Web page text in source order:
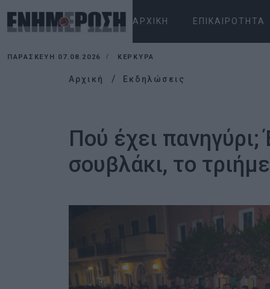
ΑΡΧΙΚΉ ΕΠΙΚΑΙΡΌΤΗΤΑ
ΠΑΡΑΣΚΕΥΉ 07.08.2026 ΚΕΡΚΥΡΑ
Αρχική Εκδηλώσεις
Πού έχει
σουβλάκι, το